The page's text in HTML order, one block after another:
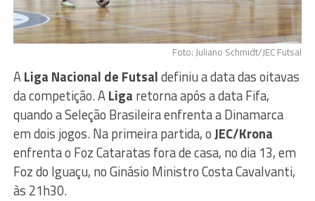
Foto: Juliano Schmidt/JEC Futsal
ALiga Nacional de Futsaldefiniu a data das oitavas
da competição. ALiga retorna após a data Fifa,
quando a Seleção Brasileira enfrenta a Dinamarca
em dois jogos. Na primeira partida, oJEC/Krona
enfrenta o Foz Cataratas fora de casa, no dia 13, em
Foz do Iguaçu, no Ginásio Ministro Costa Cavalvanti,
às 21h30.